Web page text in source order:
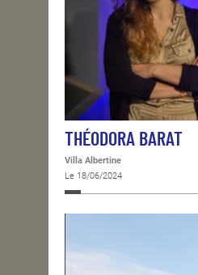
THÉODORA BARAT
Villa Albertine
Le 18/06/2024